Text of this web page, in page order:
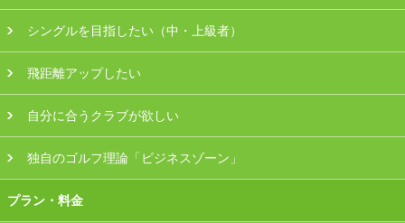
シングルを目指したい（中・上級者）
飛距離アップしたい
自分に合うクラブが欲しい
独自のゴルフ理論「ビジネスゾーン」
プラン・料金